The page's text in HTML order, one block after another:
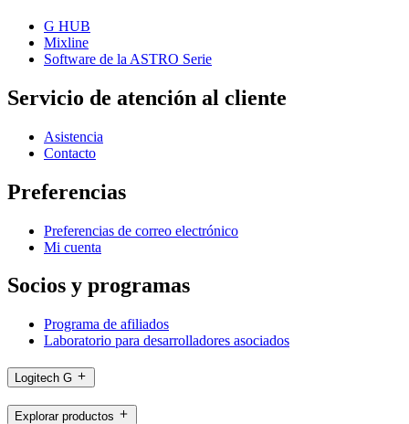
G HUB
Mixline
Software de la ASTRO Serie
Servicio de atención al cliente
Asistencia
Contacto
Preferencias
Preferencias de correo electrónico
Mi cuenta
Socios y programas
Programa de afiliados
Laboratorio para desarrolladores asociados
Logitech G
Explorar productos